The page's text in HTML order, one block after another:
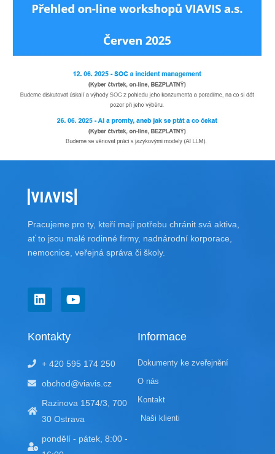
Pracujeme pro ty, kteří mají potřebu chránit svá aktiva,
ať to jsou malé rodinné firmy, nadnárodní korporace,
nemocnice, veřejná správa či školy.
L
i
e
n
Y
o
e
Kontakty
+ 420 595 174 250
obchod@viavis.cz
Razinova 1574/3, 700
30 Ostrava
pondělí - pátek, 8:00 -
Informace
Dokumenty ke zveřejnění
O nás
Kontakt
Naši klienti